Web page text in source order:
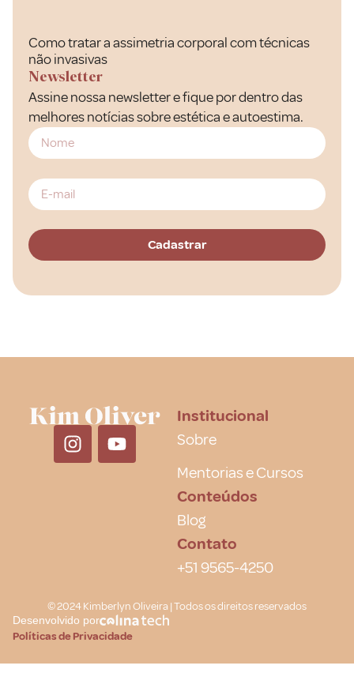
Como tratar a assimetria corporal com técnicas
não invasivas
Newsletter
Assine nossa newsletter e fique por dentro das
melhores notícias sobre estética e autoestima.
Institucional
Sobre
Mentorias e Cursos
Conteúdos
Blog
Contato
+51 9565-4250
© 2024 Kimberlyn Oliveira | Todos os direitos reservados
Desenvolvido por
Políticas de Privacidade